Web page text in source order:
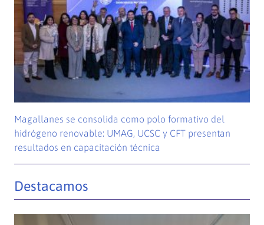
Magallanes se consolida como polo formativo del
hidrógeno renovable: UMAG, UCSC y CFT presentan
resultados en capacitación técnica
Destacamos